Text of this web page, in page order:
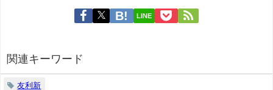
LINE
関連キーワード
友利新